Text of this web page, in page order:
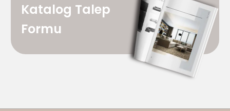
Katalog Talep
Formu